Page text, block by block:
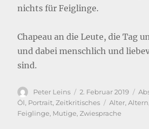
nichts für Feiglinge.
Chapeau an die Leute, die Tag
und dabei menschlich und
sind.
Autor
Peter Leins
Veröffentlicht
am
2. Februar 2019
Öl, Portrait,Zeitkritisches Alter,Altern
Feiglinge, Mutige,Zwiesprache